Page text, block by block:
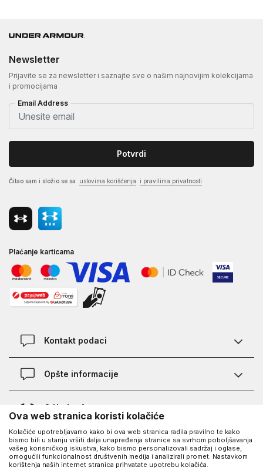
Newsletter
Prijavite se za newsletter i saznajte sve o našim najnovijim kolekcijama
i promocijama
Email Address
Potvrdi
Čitao sam i složio se sa uslovima korišćenja i pravilima privatnosti
Plaćanje karticama
Kontakt podaci
Kontakt
Opšte informacije
Provjera statusa porudžbine
Najčešća pitanja
Kako kupiti
O Under Armour-u
O nama - priča o UA
Saznajte više o UA
Karijera
UA Social
Facebook
Ova web stranica koristi kolačiće
Kolačiće upotrebljavamo kako bi ova web stranica radila pravilno te kako
bismo bili u stanju vršiti dalja unapređenja stranice sa svrhom poboljšavanja
vašeg korisničkog iskustva, kako bismo personalizovali sadržaj i oglase,
omogućili funkcionalnost društvenih medija i analizirali promet. Nastavkom
korištenja naših internet stranica prihvatate upotrebu kolačića.